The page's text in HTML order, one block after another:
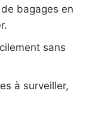
bagages en
sans
à surveiller,